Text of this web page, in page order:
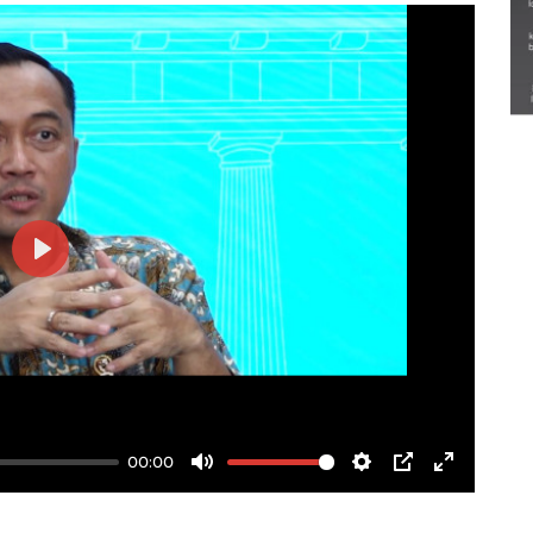
00:00
Mute Settings
PIP Enter
Play
Semarak Lebaran Ketupat di
berbagai daerah
28 Maret 2026